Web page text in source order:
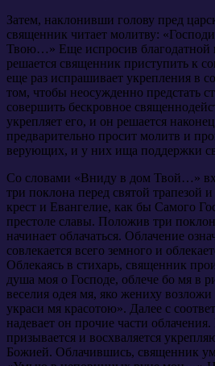
Затем, наклонивши голову пред
священник читает молитву:
Твою…» Еще испросив благодатной
решается священник приступить к
еще раз испрашивает укрепления в
том, чтобы неосужденно предстать
совершить бескровное
укрепляет его, и он решается
предварительно просит молитв и
верующих, и у них ища поддержки
Со словами «Вниду в дом Твой…»
три поклона перед святой трапезой
крест и Евангелие, как бы Самого
престоле славы. Положив три
начинает облачаться. Облачение
совлекается всего земного и
Облекаясь в стихарь, священник
душа моя о Господе, облече бо мя в
веселия одея мя, яко жениху
украси мя красотою». Далее с
надевает он прочие части
призывается и восхваляется
Божией. Облачившись, священник